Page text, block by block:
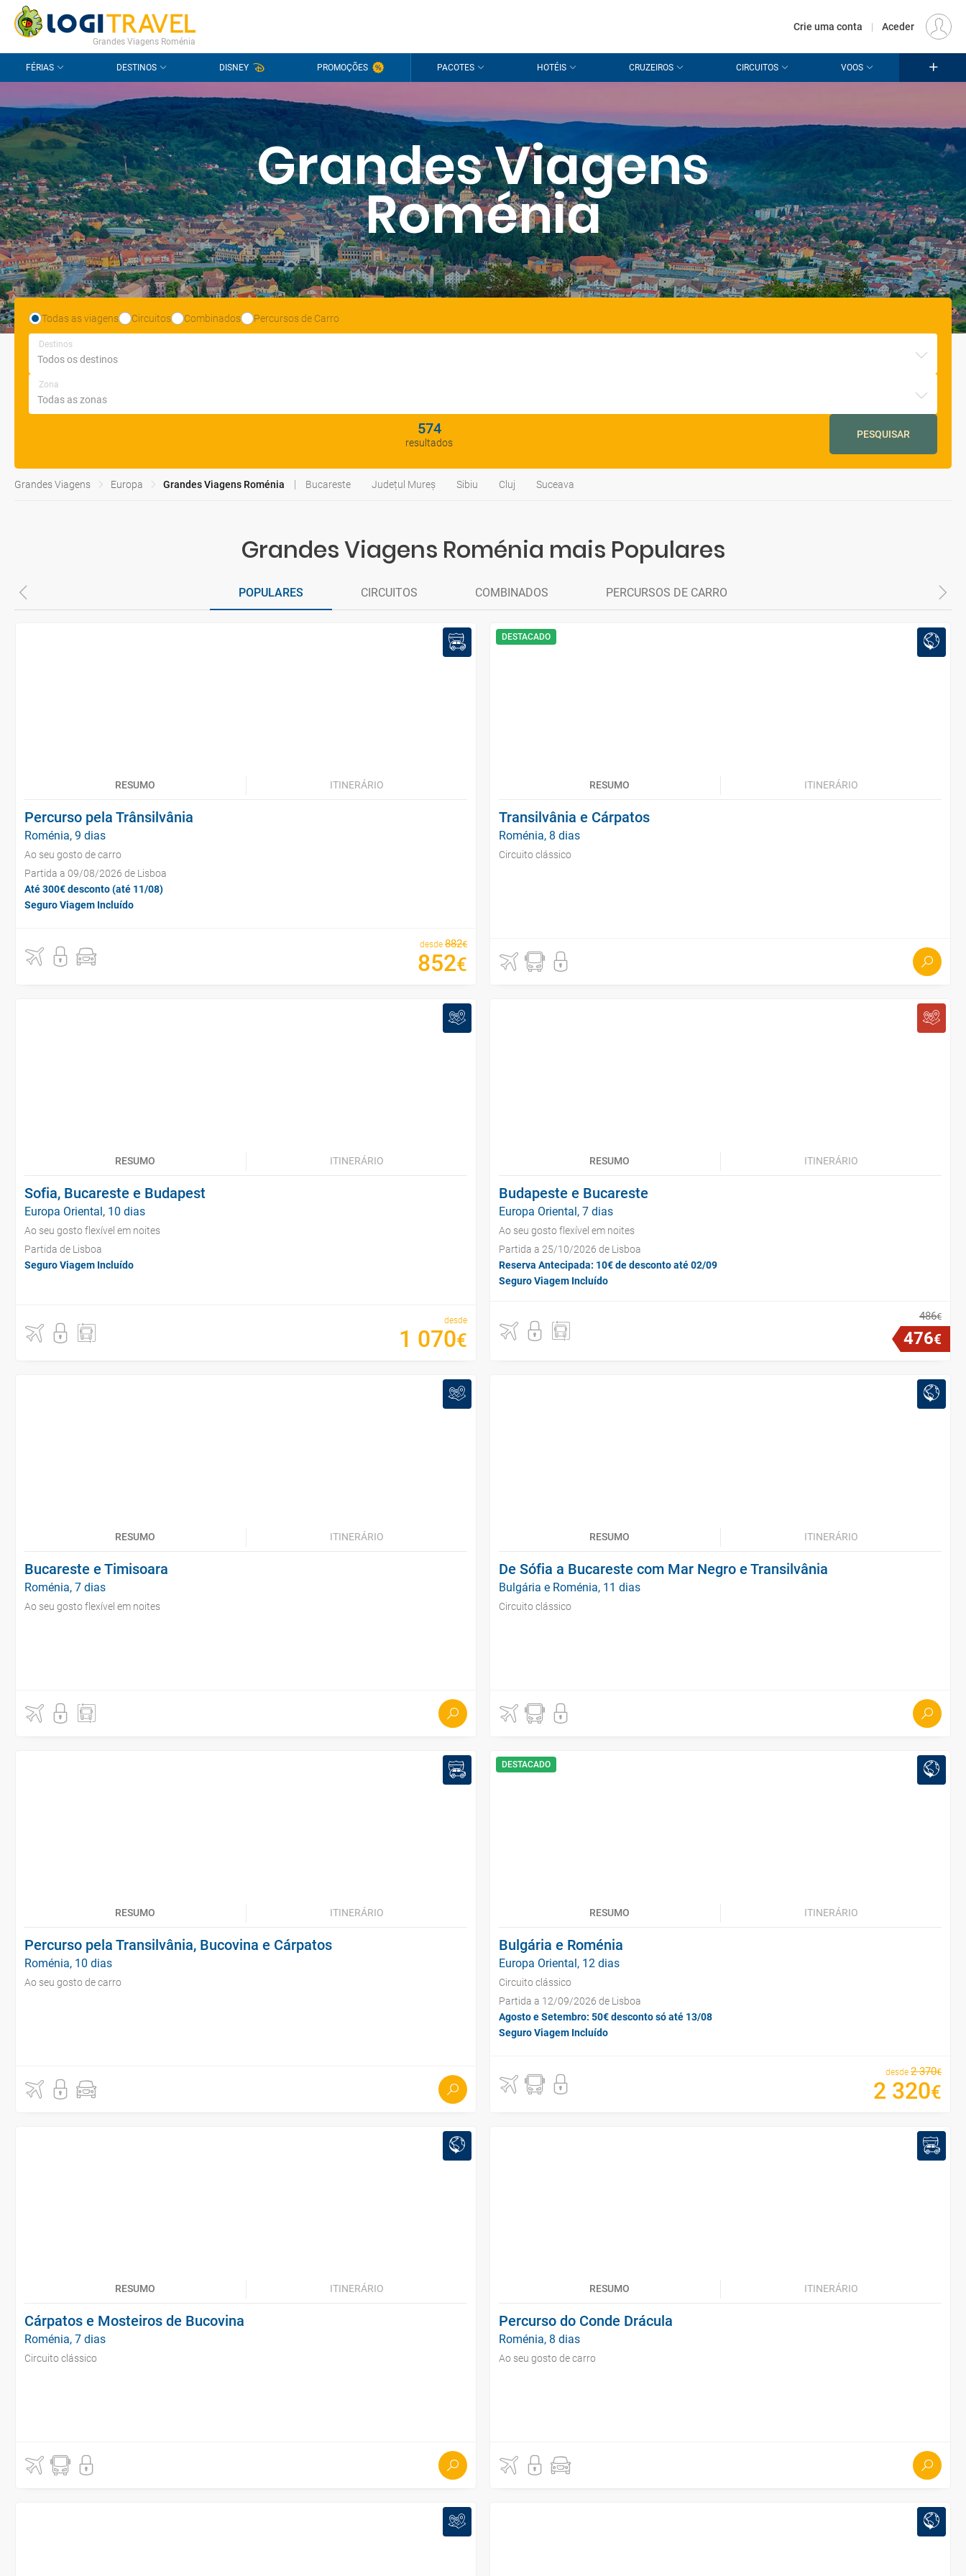
CONTACTO PERGUNTAS FREQUENTES EUR
Grandes Viagens Roménia
Crie uma conta | Aceder
FÉRIAS DESTINOS DISNEY PROMOÇÕES PACOTES HOTÉIS CRUZEIROS CIRCUITOS VOOS
Grandes Viagens
Roménia
Todas as viagens Circuitos Combinados Percursos de Carro
Destinos
Zona
574
resultados
PESQUISAR
Grandes Viagens Europa Grandes Viagens Roménia Bucareste Județul Mureș Sibiu Cluj Suceava
Grandes Viagens Roménia mais Populares
POPULARES CIRCUITOS COMBINADOS PERCURSOS DE CARRO
RESUMO ITINERÁRIO
Percurso pela Trânsilvânia
Roménia, 9 dias
Ao seu gosto de carro
Partida a 09/08/2026 de Lisboa
Até 300€ desconto (até 11/08)
Seguro Viagem Incluído
desde 882€
852€
DESTACADO
RESUMO ITINERÁRIO
Transilvânia e Cárpatos
Roménia, 8 dias
Circuito clássico
RESUMO ITINERÁRIO
Sofia, Bucareste e Budapest
Europa Oriental, 10 dias
Ao seu gosto flexível em noites
Partida de Lisboa
Seguro Viagem Incluído
desde
1 070€
RESUMO ITINERÁRIO
Budapeste e Bucareste
Europa Oriental, 7 dias
Ao seu gosto flexível em noites
Partida a 25/10/2026 de Lisboa
Reserva Antecipada: 10€ de desconto até 02/09
Seguro Viagem Incluído
486€
476€
RESUMO ITINERÁRIO
Bucareste e Timisoara
Roménia, 7 dias
Ao seu gosto flexível em noites
RESUMO ITINERÁRIO
De Sófia a Bucareste com Mar Negro e Transilvânia
Bulgária e Roménia, 11 dias
Circuito clássico
RESUMO ITINERÁRIO
Percurso pela Transilvânia, Bucovina e Cárpatos
Roménia, 10 dias
Ao seu gosto de carro
DESTACADO
RESUMO ITINERÁRIO
Bulgária e Roménia
Europa Oriental, 12 dias
Circuito clássico
Partida a 12/09/2026 de Lisboa
Agosto e Setembro: 50€ desconto só até 13/08
Seguro Viagem Incluído
desde 2 370€
2 320€
RESUMO ITINERÁRIO
Cárpatos e Mosteiros de Bucovina
Roménia, 7 dias
Circuito clássico
RESUMO ITINERÁRIO
Percurso do Conde Drácula
Roménia, 8 dias
Ao seu gosto de carro